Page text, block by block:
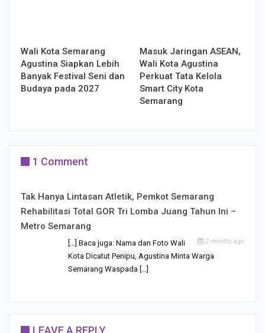
Wali Kota Semarang
Agustina Siapkan Lebih
Banyak Festival Seni dan
Budaya pada 2027
Masuk Jaringan ASEAN,
Wali Kota Agustina
Perkuat Tata Kelola
Smart City Kota
Semarang
1 Comment
Tak Hanya Lintasan Atletik, Pemkot Semarang
Rehabilitasi Total GOR Tri Lomba Juang Tahun Ini –
Metro Semarang
2 months ago
[…] Baca juga: Nama dan Foto Wali
Kota Dicatut Penipu, Agustina Minta Warga
Semarang Waspada […]
LEAVE A REPLY